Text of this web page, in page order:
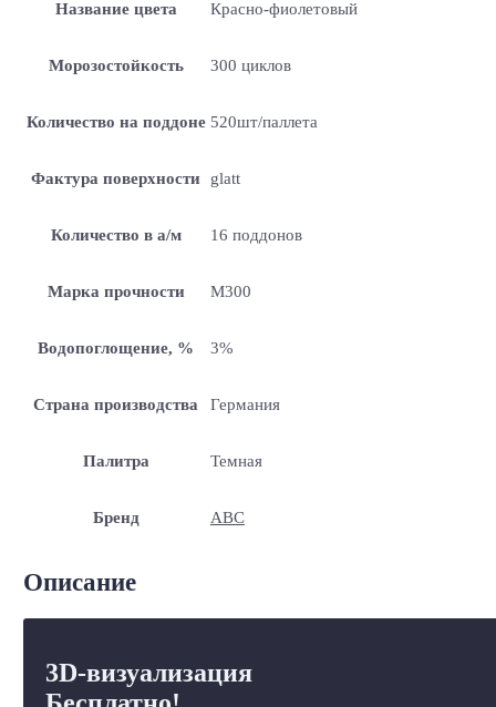
Название цвета Красно-фиолетовый
Морозостойкость 300 циклов
Количество на поддоне 520шт/паллета
Фактура поверхности glatt
Количество в а/м 16 поддонов
Марка прочности M300
Водопоглощение, % 3%
Страна производства Германия
Палитра Темная
Бренд ABC
Описание
3D-визуализация